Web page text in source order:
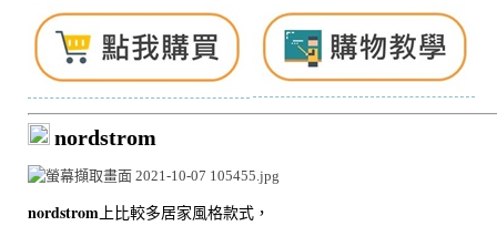
nordstrom
nordstrom 上比較多居家風格款式，